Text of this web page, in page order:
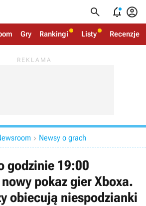
  
Gry Rankingi Listy Recenzje
 Newsy o grach
godzinie 19:00
pokaz gier Xboxa.
obiecują niespodzianki